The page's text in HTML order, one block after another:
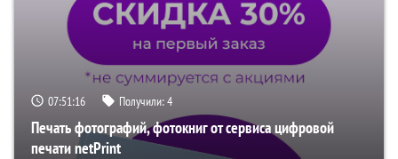
07:51:15 Получили:4
Печать фотографий, фотокниг от сервиса цифровой
печати netPrint